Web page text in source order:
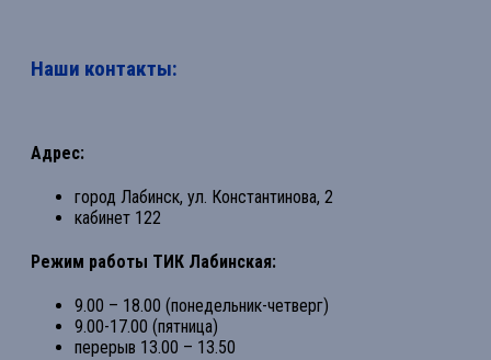
Наши контакты:
Адрес:
город Лабинск, ул. Константинова, 2
кабинет 122
Режим работы ТИК Лабинская:
9.00 – 18.00 (понедельник-четверг)
9.00-17.00 (пятница)
перерыв 13.00 – 13.50